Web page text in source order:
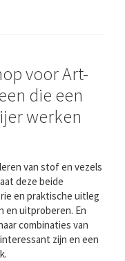
voor Art-
die een
werken
van stof en vezels
deze beide
en praktische uitleg
en uitproberen. En
combinaties van
zijn en een